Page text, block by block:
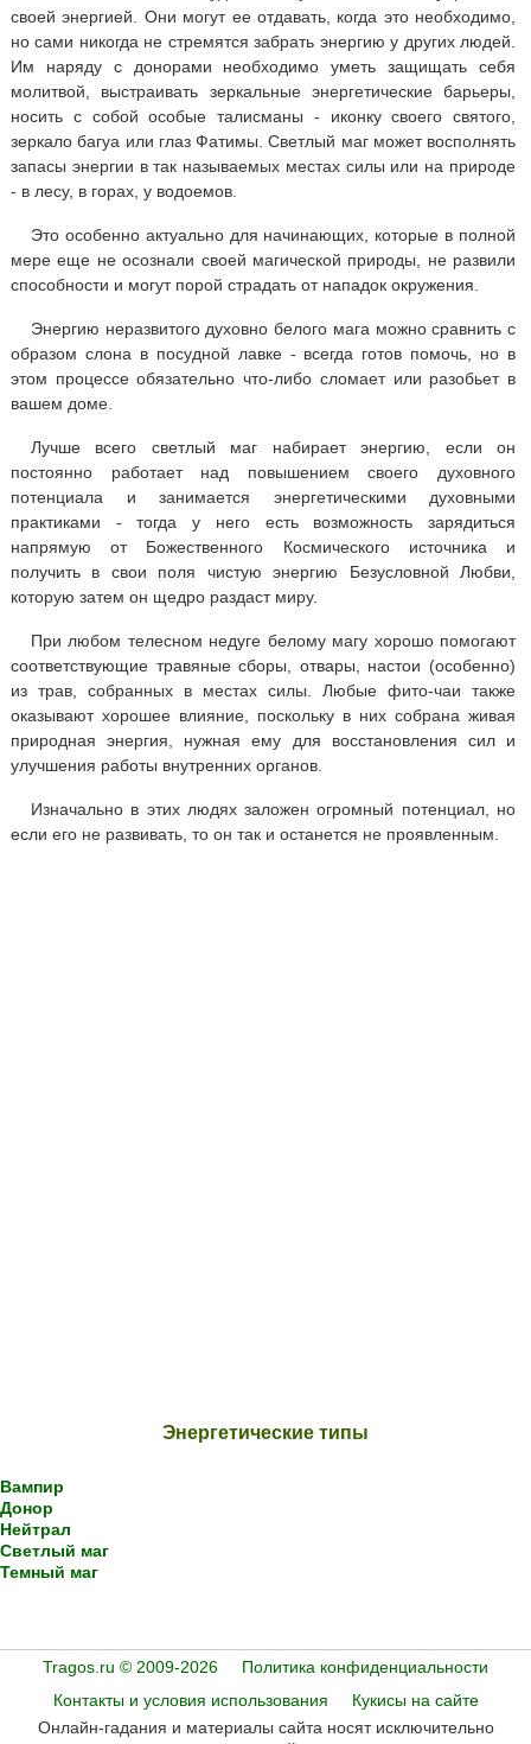
своей энергией. Они могут ее отдавать, когда это необходимо,
но сами никогда не стремятся забрать энергию у других людей.
Им наряду с донорами необходимо уметь защищать себя
молитвой, выстраивать зеркальные энергетические барьеры,
носить с собой особые талисманы - иконку своего святого,
зеркало багуа или глаз Фатимы. Светлый маг может восполнять
запасы энергии в так называемых местах силы или на природе
- в лесу, в горах, у водоемов.
Это особенно актуально для начинающих, которые в полной
мере еще не осознали своей магической природы, не развили
способности и могут порой страдать от нападок окружения.
Энергию неразвитого духовно белого мага можно сравнить с
образом слона в посудной лавке - всегда готов помочь, но в
этом процессе обязательно что-либо сломает или разобьет в
вашем доме.
Лучше всего светлый маг набирает энергию, если он
постоянно работает над повышением своего духовного
потенциала и занимается энергетическими духовными
практиками - тогда у него есть возможность зарядиться
напрямую от Божественного Космического источника и
получить в свои поля чистую энергию Безусловной Любви,
которую затем он щедро раздаст миру.
При любом телесном недуге белому магу хорошо помогают
соответствующие травяные сборы, отвары, настои (особенно)
из трав, собранных в местах силы. Любые фито-чаи также
оказывают хорошее влияние, поскольку в них собрана живая
природная энергия, нужная ему для восстановления сил и
улучшения работы внутренних органов.
Изначально в этих людях заложен огромный потенциал, но
если его не развивать, то он так и останется не проявленным.
Энергетические типы
Вампир
Донор
Нейтрал
Светлый маг
Темный маг
Tragos.ru © 2009-2026
Политика конфиденциальности
Контакты и условия использования
Кукисы на сайте
Онлайн-гадания и материалы сайта носят исключительно